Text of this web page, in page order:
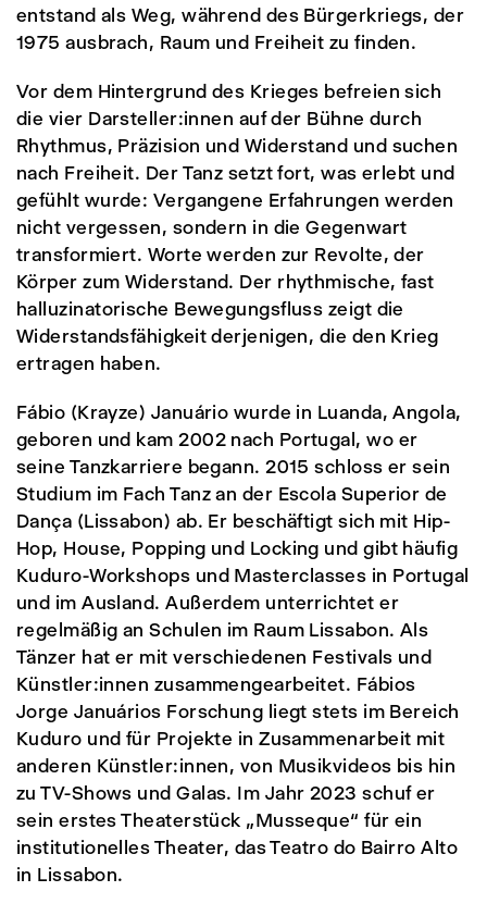
entstand als Weg, während des Bürgerkriegs, der
1975 ausbrach, Raum und Freiheit zu finden.
Vor dem Hintergrund des Krieges befreien sich
die vier Darsteller:innen auf der Bühne durch
Rhythmus, Präzision und Widerstand und suchen
nach Freiheit. Der Tanz setzt fort, was erlebt und
gefühlt wurde: Vergangene Erfahrungen werden
nicht vergessen, sondern in die Gegenwart
transformiert. Worte werden zur Revolte, der
Körper zum Widerstand. Der rhythmische, fast
halluzinatorische Bewegungsfluss zeigt die
Widerstandsfähigkeit derjenigen, die den Krieg
ertragen haben.
Fábio (Krayze) Januário wurde in Luanda, Angola,
geboren und kam 2002 nach Portugal, wo er
seine Tanzkarriere begann. 2015 schloss er sein
Studium im Fach Tanz an der Escola Superior de
Dança (Lissabon) ab. Er beschäftigt sich mit Hip-
Hop, House, Popping und Locking und gibt häufig
Kuduro-Workshops und Masterclasses in Portugal
und im Ausland. Außerdem unterrichtet er
regelmäßig an Schulen im Raum Lissabon. Als
Tänzer hat er mit verschiedenen Festivals und
Künstler:innen zusammengearbeitet. Fábios
Jorge Januários Forschung liegt stets im Bereich
Kuduro und für Projekte in Zusammenarbeit mit
anderen Künstler:innen, von Musikvideos bis hin
zu TV-Shows und Galas. Im Jahr 2023 schuf er
sein erstes Theaterstück „Musseque“ für ein
institutionelles Theater, das Teatro do Bairro Alto
in Lissabon.